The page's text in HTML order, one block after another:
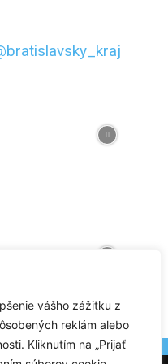
vášho zážitku z
reklám alebo
Kliknutím na „Prijať
RSS Spotify Youtube